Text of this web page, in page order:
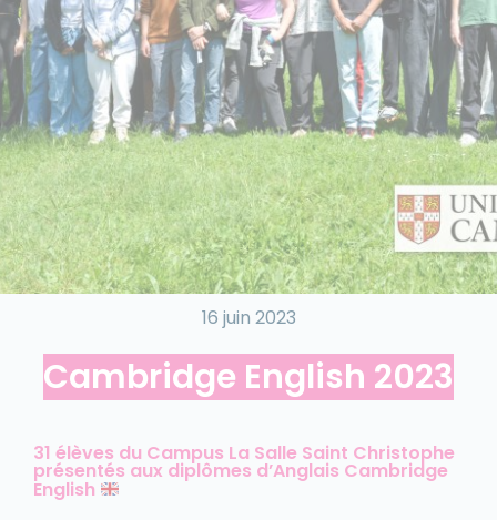
16 juin 2023
Cambridge English 2023
31 élèves du Campus La Salle Saint Christophe
présentés aux diplômes d’Anglais Cambridge
English